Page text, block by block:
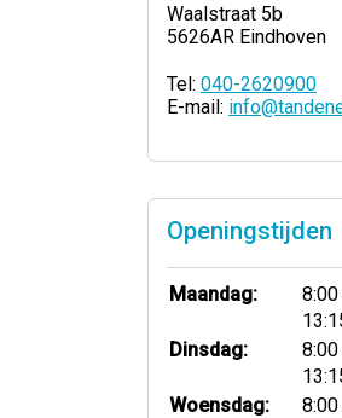
Waalstraat 5b
5626AR Eindhoven
Tel: 040-2620900
E-mail:
Openingstijden
Maandag: 8:00
Dinsdag:
8:00
Woensdag:
8:00